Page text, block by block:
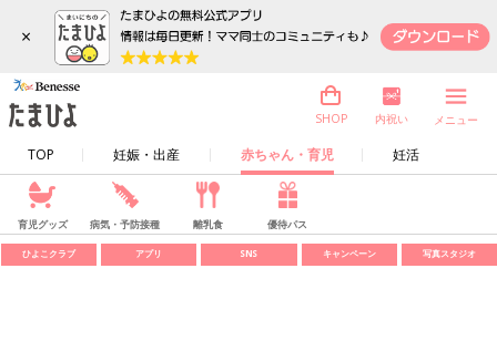
×
TOP 妊娠・出産 赤ちゃん・育児 妊活
SHOP 内祝い メニュー
育児グッズ 病気・予防接種 離乳食 優待パス
ひよこクラブ アプリ SNS キャンペーン 写真スタジオ